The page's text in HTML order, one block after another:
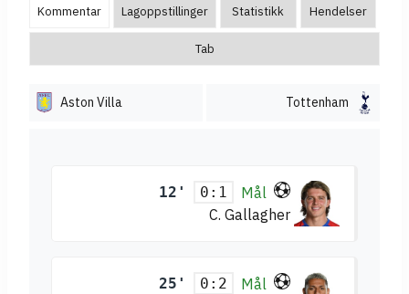
Kommentar Lagoppstillinger Statistikk Hendelser
Tab
Aston Villa Tottenham
12' 0:1
Mål
C. Gallagher
25' 0:2
Mål